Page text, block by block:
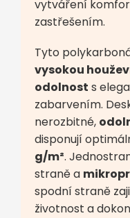
vytváření
zastřešením.
Tyto
vysokou
odolnost s
zabarvením.
nerozbitné,
disponují
g/m².
straně a
spodní straně
životnost a